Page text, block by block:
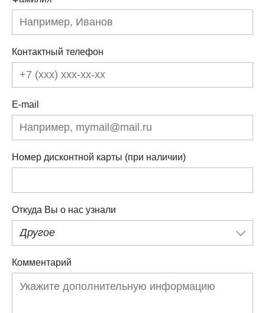
Контактный телефон
E-mail
Номер дисконтной карты (при наличии)
Откуда Вы о нас узнали
Другое
Комментарий